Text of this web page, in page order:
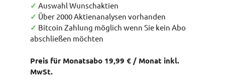
✓ Auswahl Wunschaktien
✓ Über 2000 Aktienanalysen vorhanden
✓ Bitcoin Zahlung möglich wenn Sie kein Abo
abschließen möchten
Preis für Monatsabo 19,99 € / Monat inkl.
MwSt.